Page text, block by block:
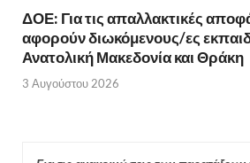
ΔΟΕ: Για τις απαλλακτικές
αφορούν διωκόμενους/ες
Ανατολική Μακεδονία και Θράκη
3 Αυγούστου 2026